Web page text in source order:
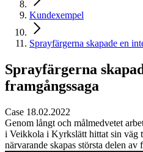
Kundexempel
Sprayfärgerna skapade en
Sprayfärgerna
framgångssaga
Case 18.02.2022
Genom långt och målmedvetet
i Veikkola i Kyrkslätt hittat sin väg
närvarande skapas största delen